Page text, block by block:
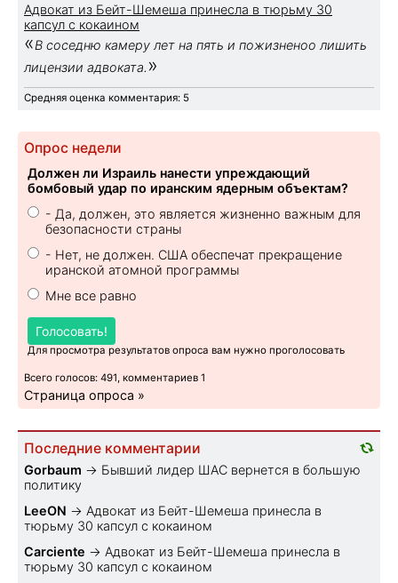
Адвокат из Бейт-Шемеша принесла в тюрьму 30
капсул с кокаином
«В соседню камеру лет на пять и пожизненоо лишить
лицензии адвоката. »
Средняя оценка комментария: 5
Опрос недели
Должен ли Израиль нанести упреждающий
бомбовый удар по иранским ядерным объектам?
- Да, должен, это является жизненно важным для
безопасности страны
- Нет, не должен. США обеспечат прекращение
иранской атомной программы
Мне все равно
Голосовать!
Для просмотра результатов опроса вам нужно проголосовать
Всего голосов: 491, комментариев 1
Страница опроса »
Последние комментарии
Gorbaum → Бывший лидер ШАС вернется в большую
политику
LeeON → Адвокат из Бейт-Шемеша принесла в
тюрьму 30 капсул с кокаином
Carciente → Адвокат из Бейт-Шемеша принесла в
тюрьму 30 капсул с кокаином